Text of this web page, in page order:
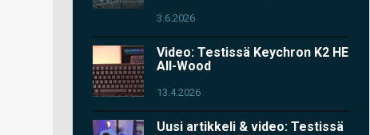
3.6.2026
Video: Testissä Keychron K2 HE
All-Wood
13.4.2026
Uusi artikkeli & video: Testissä